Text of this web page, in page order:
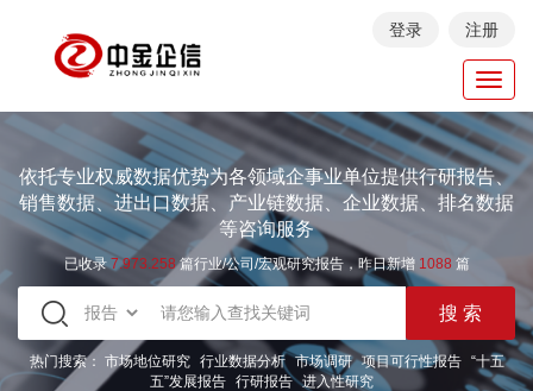
登录 注册
依托专业权威数据优势为各领域企事业单位提供行研报告、
销售数据、进出口数据、产业链数据、企业数据、排名数据
等咨询服务
已收录7.973.258篇行业/公司/宏观研究报告，昨日新增 1088 篇
热门搜索： 市场地位研究 行业数据分析 市场调研 项目可行性报告
“十五
五”发展报告 行研报告 进入性研究